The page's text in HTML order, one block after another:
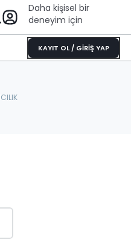
Daha kişisel bir
deneyim için
KAYIT OL / GİRİŞ YAP